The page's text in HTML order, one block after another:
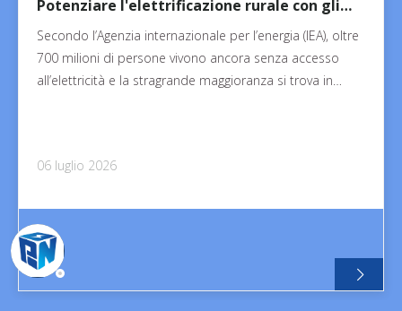
Potenziare l'elettrificazione rurale con gli
armadi elettrici con interruzione del carico
XGN15-12
Secondo l’Agenzia internazionale per l’energia (IEA), oltre
700 milioni di persone vivono ancora senza accesso
all’elettricità e la stragrande maggioranza si trova in
06 luglio 2026